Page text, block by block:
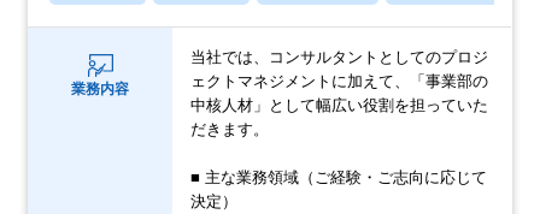
業務内容
当社では、コンサルタントとしてのプロジ
ェクトマネジメントに加えて、「事業部の
中核人材」として幅広い役割を担っていた
だきます。
■ 主な業務領域（ご経験・ご志向に応じて
決定）